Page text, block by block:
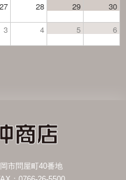
27 28 29 30
3 4 5 6
市問屋町40番地